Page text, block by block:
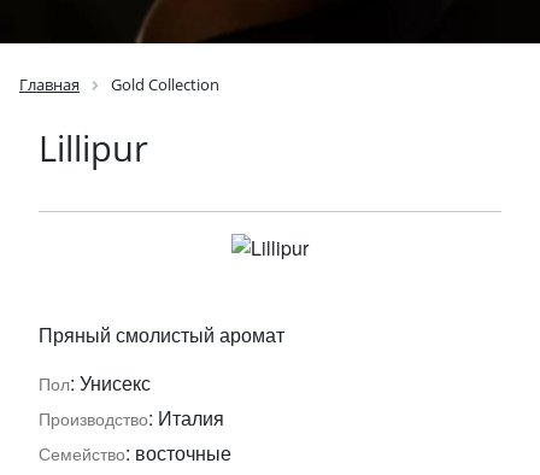
Главная Gold Collection
Lillipur
Пряный смолистый аромат
Пол: Унисекс
Производство: Италия
Семейство: восточные